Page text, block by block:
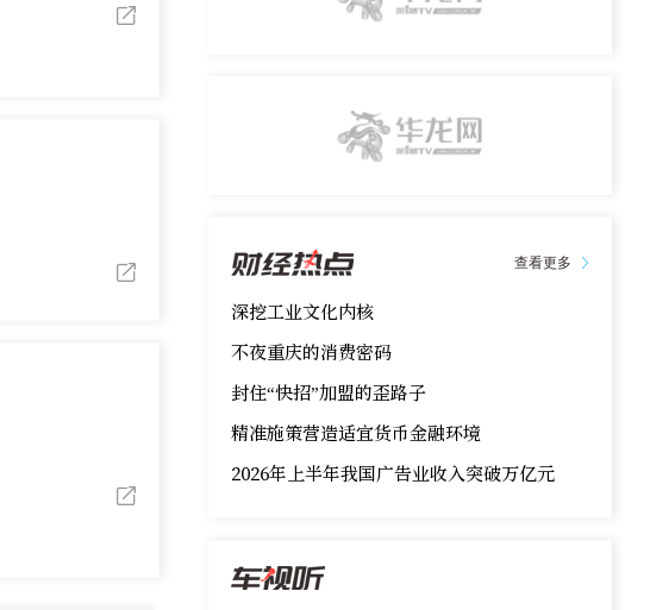
查看更多
深挖工业文化内核
不夜重庆的消费密码
封住“快招”加盟的歪路子
精准施策营造适宜货币金融环境
2026年上半年我国广告业收入突破万亿元